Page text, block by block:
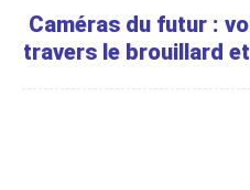
Caméras du futur :
travers le brouillard